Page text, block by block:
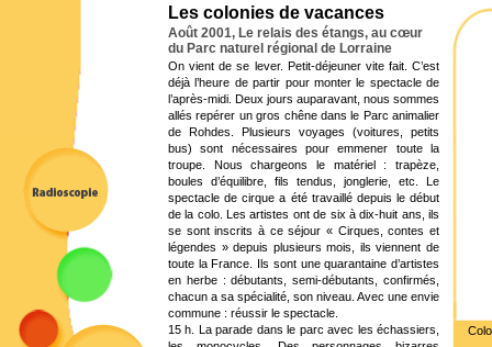
Les colonies de vacances
Août 2001, Le relais des étangs, au cœur
du Parc naturel régional de Lorraine
On vient de se lever. Petit-déjeuner vite fait. C’est
déjà l’heure de partir pour monter le spectacle de
l’après-midi. Deux jours auparavant, nous sommes
allés repérer un gros chêne dans le Parc animalier
de Rohdes. Plusieurs voyages (voitures, petits
bus) sont nécessaires pour emmener toute la
troupe. Nous chargeons le matériel : trapèze,
boules d’équilibre, fils tendus, jonglerie, etc. Le
spectacle de cirque a été travaillé depuis le début
de la colo. Les artistes ont de six à dix-huit ans, ils
se sont inscrits à ce séjour « Cirques, contes et
légendes » depuis plusieurs mois, ils viennent de
toute la France. Ils sont une quarantaine d’artistes
en herbe : débutants, semi-débutants, confirmés,
chacun a sa spécialité, son niveau. Avec une envie
commune : réussir le spectacle.
15 h. La parade dans le parc avec les échassiers,